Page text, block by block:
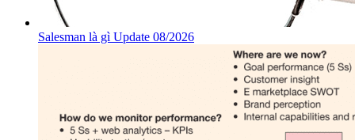
Salesman là gì Update 08/2026